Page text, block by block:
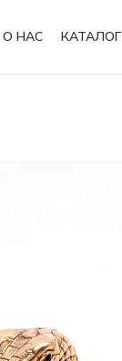
О НАС КАТАЛОГ